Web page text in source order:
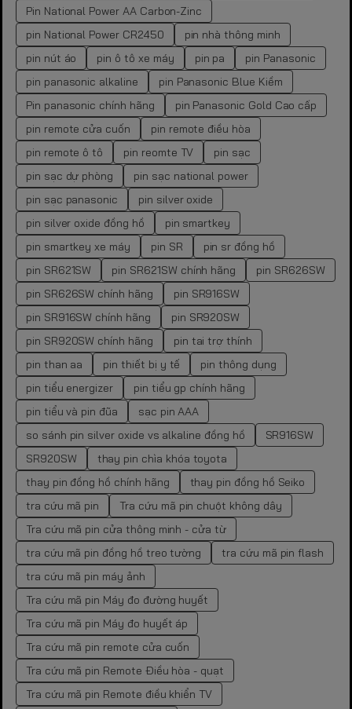
Pin National Power AA Carbon-Zinc
pin National Power CR2450
pin nhà thông minh
pin nút áo
pin ô tô xe máy pin pa
pin Panasonic
pin panasonic alkaline
pin Panasonic Blue Kiềm
Pin panasonic chính hãng
pin Panasonic Gold Cao cấp
pin remote cửa cuốn
pin remote điều hòa
pin remote ô tô
pin reomte TV
pin sạc
pin sạc dự phòng
pin sạc national power
pin sạc panasonic
pin silver oxide
pin silver oxide đồng hồ
pin smartkey
pin smartkey xe máy
pin SR
pin sr đồng hồ
pin SR621SW
pin SR621SW chính hãng
pin SR626SW
pin SR626SW chính hãng
pin SR916SW
pin SR916SW chính hãng
pin SR920SW
pin SR920SW chính hãng
pin tai trợ thính
pin than aa
pin thiết bị y tế
pin thông dụng
pin tiểu energizer
pin tiểu gp chính hãng
pin tiểu và pin đũa
sạc pin AAA
so sánh pin silver oxide vs alkaline đồng hồ
SR916SW
SR920SW
thay pin chìa khóa toyota
thay pin đồng hồ chính hãng
thay pin đồng hồ Seiko
tra cứu mã pin
Tra cứu mã pin chuột không dây
Tra cứu mã pin cửa thông minh - cửa từ
tra cứu mã pin đồng hồ treo tường
tra cứu mã pin flash
tra cứu mã pin máy ảnh
Tra cứu mã pin Máy đo đường huyết
Tra cứu mã pin Máy đo huyết áp
Tra cứu mã pin remote cửa cuốn
Tra cứu mã pin Remote Điều hòa - quạt
Tra cứu mã pin Remote điều khiển TV